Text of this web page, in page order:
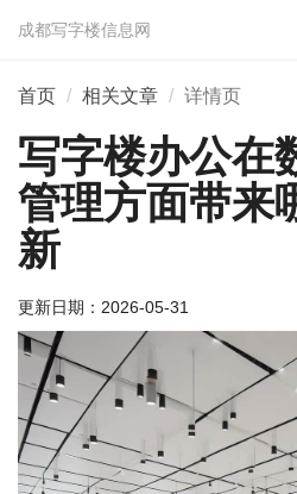
成都写字楼信息网
首页 相关文章 详情页
写字楼办公在
管理方面带来
新
更新日期： 2026-05-31